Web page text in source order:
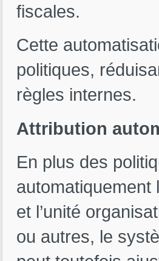
fiscales.
Cette
politiques,
règles internes.
Attribution
En plus des
automatiquement
et l’unité
ou autres, le